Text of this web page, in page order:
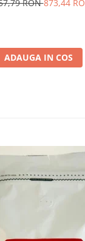
RON873,44
ADAUGA IN COS